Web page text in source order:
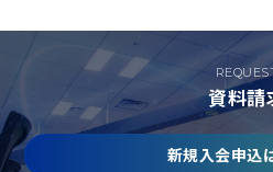
資料請
新規入会申込